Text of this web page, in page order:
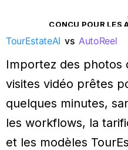
CONÇU POUR LES
TourEstateAI vs AutoReel
Importez des photos
visites vidéo prêtes
quelques minutes,
les workflows, la
et les modèles